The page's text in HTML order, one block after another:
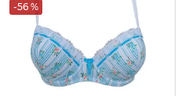
-56 %